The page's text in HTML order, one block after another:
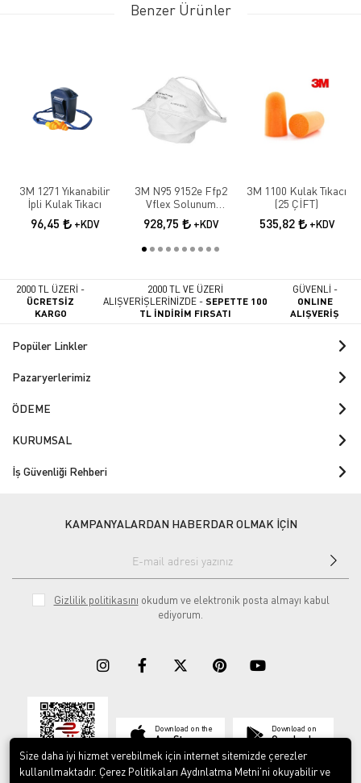
Benzer Ürünler
3M 1271 Yıkanabilir
İpli Kulak Tıkacı
96,45 +KDV
3M N95 9152e Ffp2
Vflex Solunum
Maskesi 10 Adet
928,75 +KDV
3M 1100 Kulak Tıkacı
(25 ÇİFT)
535,82 +KDV
2000 TL ÜZERİ -
ÜCRETSİZ
KARGO
2000 TL VE ÜZERİ
ALIŞVERİŞLERİNİZDE -SEPETTE 100
TL İNDİRİM FIRSATI
GÜVENLİ -
ONLINE
ALIŞVERİŞ
Popüler Linkler
Pazaryerlerimiz
ÖDEME
KURUMSAL
İş Güvenliği Rehberi
KAMPANYALARDAN HABERDAR OLMAK İÇİN
Gizlilik politikasını okudum ve elektronik posta almayı kabul
ediyorum.
Download on the
App Store
Download on
Google play
Size daha iyi hizmet verebilmek için internet sitemizde çerezler
kullanılmaktadır. Çerez Politikaları Aydınlatma Metni’ni okuyabilir ve